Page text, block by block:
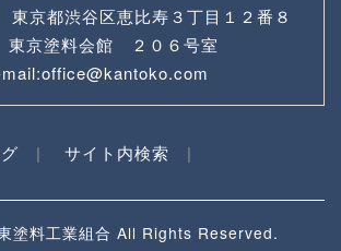
京都渋谷区恵比寿３丁目１２番８
京塗料会館 ２０６号室
サイト内検索
塗料工業組合 All Rights Reserved.